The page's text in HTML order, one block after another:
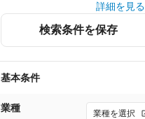
詳細を見る
検索条件を保存
基本条件
業種 業種を選択